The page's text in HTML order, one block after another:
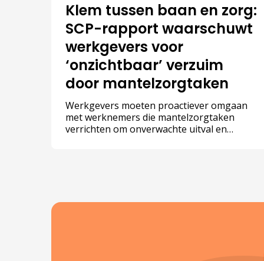
Klem tussen baan en zorg:
SCP-rapport waarschuwt
werkgevers voor
‘onzichtbaar’ verzuim
door mantelzorgtaken
Werkgevers moeten proactiever omgaan
met werknemers die mantelzorgtaken
verrichten om onverwachte uitval en
Planbureau (SCP) in het rapport ‘Op zoek